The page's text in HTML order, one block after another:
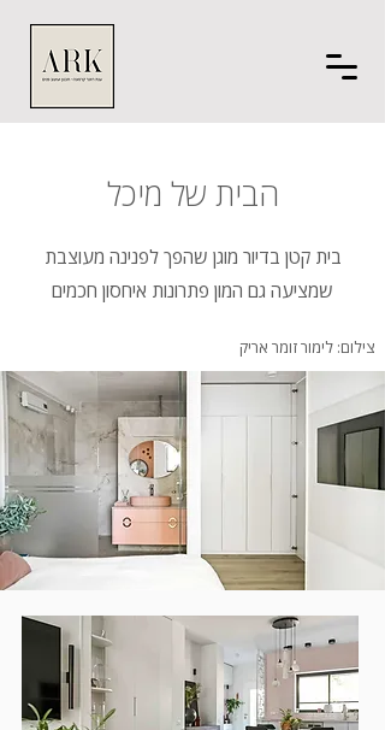
הבית של מיכל
בית קטן בדיור מוגן שהפך לפנינה מעוצבת
שמציעה גם המון פתרונות איחסון חכמים
צילום: לימור זומר אריק